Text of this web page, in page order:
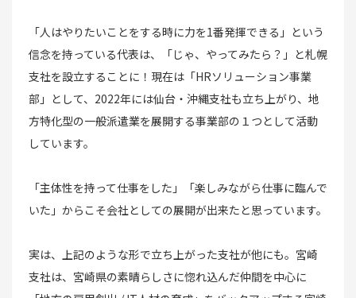
「人はやりたいことをする時に力を1番発揮できる」という
信念を持っている代表は、「じゃ、やってみたら？」と札幌
支社を設立することに！現在は「HRソリューション事業
部」として、2022年には仙台・沖縄支社も立ち上がり、地
方特化型の一般派遣業を展開する事業部の１つとして活動
しています。
「主体性を持って仕事をした」「楽しみながら仕事に臨んで
いた」からこそ会社としての展開が出来たと思っています。
実は、上記のような形で立ち上がった支社が他にも。宮崎
支社は、宮崎県の素晴らしさに惚れ込んだ仲間を中心に